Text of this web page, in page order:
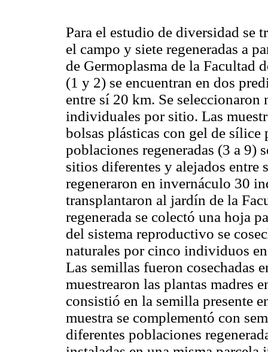
Para el estudio de diversidad se
el campo y siete regeneradas a
de Germoplasma de la Facultad
(1 y 2) se encuentran en dos
entre sí 20 km. Se seleccionaron
individuales por sitio. Las
bolsas plásticas con gel de sílice
poblaciones regeneradas (3 a 9)
sitios diferentes y alejados entre
regeneraron en invernáculo 30
transplantaron al jardín de la
regenerada se colectó una hoja
del sistema reproductivo se
naturales por cinco individuos
Las semillas fueron cosechadas
muestrearon las plantas madres
consistió en la semilla presente
muestra se complementó con
diferentes poblaciones